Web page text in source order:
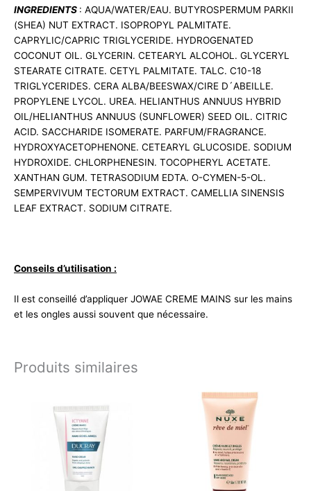
INGREDIENTS : AQUA/WATER/EAU. BUTYROSPERMUM PARKII
(SHEA) NUT EXTRACT. ISOPROPYL PALMITATE.
CAPRYLIC/CAPRIC TRIGLYCERIDE. HYDROGENATED
COCONUT OIL. GLYCERIN. CETEARYL ALCOHOL. GLYCERYL
STEARATE CITRATE. CETYL PALMITATE. TALC. C10-18
TRIGLYCERIDES. CERA ALBA/BEESWAX/CIRE D´ABEILLE.
PROPYLENE LYCOL. UREA. HELIANTHUS ANNUUS HYBRID
OIL/HELIANTHUS ANNUUS (SUNFLOWER) SEED OIL. CITRIC
ACID. SACCHARIDE ISOMERATE. PARFUM/FRAGRANCE.
HYDROXYACETOPHENONE. CETEARYL GLUCOSIDE. SODIUM
HYDROXIDE. CHLORPHENESIN. TOCOPHERYL ACETATE.
XANTHAN GUM. TETRASODIUM EDTA. O-CYMEN-5-OL.
SEMPERVIVUM TECTORUM EXTRACT. CAMELLIA SINENSIS
LEAF EXTRACT. SODIUM CITRATE.
Conseils d’utilisation :
Il est conseillé d’appliquer JOWAE CREME MAINS sur les mains
et les ongles aussi souvent que nécessaire.
Produits similaires